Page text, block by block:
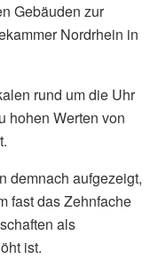
Gebäuden zur
Nordrhein in
rund um die Uhr
hohen Werten von
demnach aufgezeigt,
fast das Zehnfache
als
ist.